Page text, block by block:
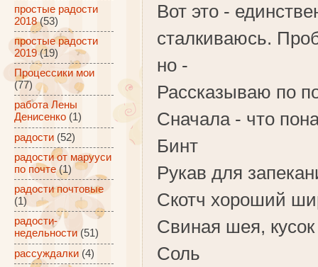
Вот это -
сталкиваюсь.
но -
Рассказываю по
Сначала - что
Бинт
Рукав для
Скотч хороший
Свиная шея,
Соль
простые радости
2018 (53)
простые радости
2019 (19)
Процессики мои
(77)
работа Лены
Денисенко (1)
радости (52)
радости от марууси
по почте (1)
радости почтовые
(1)
радости-
недельности (51)
рассуждалки (4)